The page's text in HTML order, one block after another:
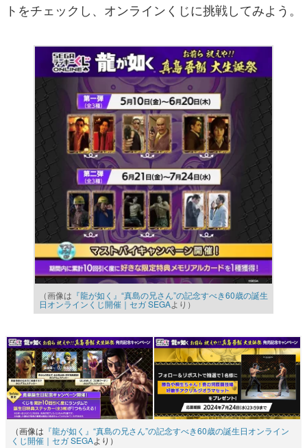
トをチェックし、オンラインくじに挑戦してみよう。
（画像は 『龍が如く』“真島の兄さん”の記念すべき60歳の誕生
日オンラインくじ開催｜セガ SEGAより）
（画像は 『龍が如く』“真島の兄さん”の記念すべき60歳の誕生日オンライン
くじ開催｜セガ SEGAより）